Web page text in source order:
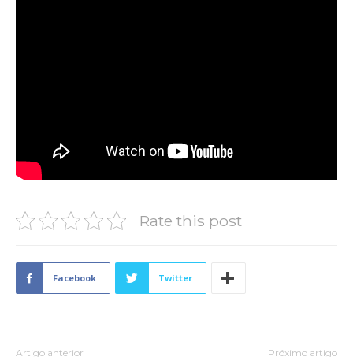
Rate this post
Facebook Twitter
Artigo anterior Próximo artigo